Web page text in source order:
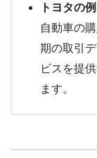
トヨタの例
自動車の
期の取引
ビスを提
ます。